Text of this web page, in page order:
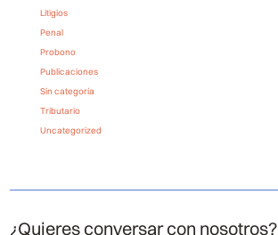
Litigios
Penal
Probono
Publicaciones
Sin categoría
Tributario
Uncategorized
¿Quieres conversar con nosotros?